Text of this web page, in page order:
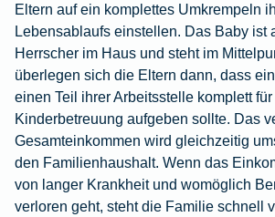
Eltern auf ein komplettes Umkrempeln
Lebensablaufs einstellen. Das Baby ist
Herrscher im Haus und steht im
überlegen sich die Eltern dann, dass
einen Teil ihrer Arbeitsstelle komplett
Kinderbetreuung aufgeben sollte. Das
Gesamteinkommen wird gleichzeitig
den Familienhaushalt. Wenn das
von langer Krankheit und womöglich
verloren geht, steht die Familie schnell